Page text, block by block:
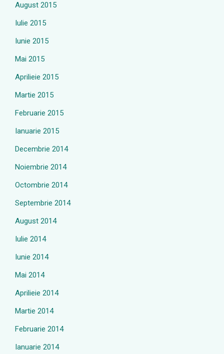
August 2015
Iulie 2015
Iunie 2015
Mai 2015
Aprilieie 2015
Martie 2015
Februarie 2015
Ianuarie 2015
Decembrie 2014
Noiembrie 2014
Octombrie 2014
Septembrie 2014
August 2014
Iulie 2014
Iunie 2014
Mai 2014
Aprilieie 2014
Martie 2014
Februarie 2014
Ianuarie 2014